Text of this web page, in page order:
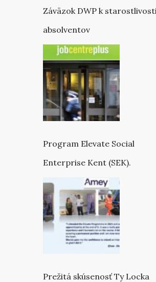
Záväzok DWP k
absolventov
Program Elevate Social
Enterprise Kent (SEK).
Prežitá skúsenosť Ty Locka